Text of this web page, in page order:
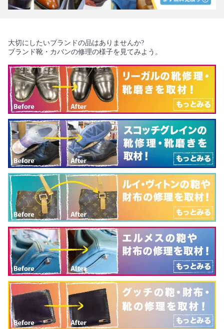
大切にしたいブランドの品はありませんか?
ブランド靴・カバンの修理の様子を見てみよう。